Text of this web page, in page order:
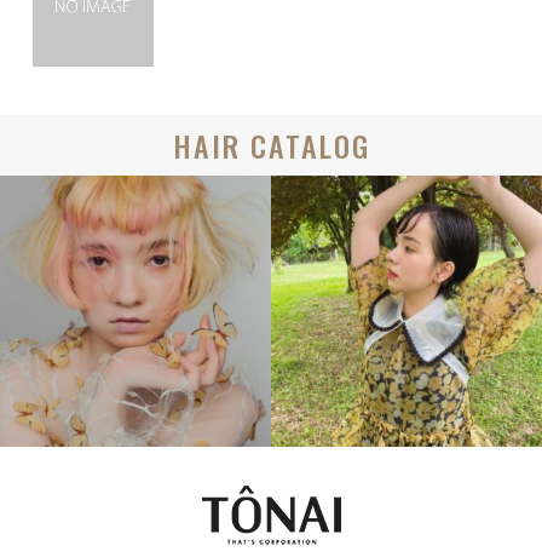
HAIR CATALOG
MEDIUM BOB